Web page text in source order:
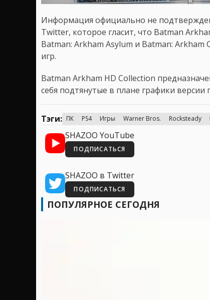
Информация официально не
Twitter, которое гласит, что Batman
Batman: Arkham Asylum и Batman:
игр.
Batman Arkham HD Collection
себя подтянутые в плане графики
Тэги: ПК PS4 Игры Warner Bros. Rocksteady
SHAZOO YouTube
ПОДПИСАТЬСЯ
SHAZOO в Twitter
ПОДПИСАТЬСЯ
ПОПУЛЯРНОЕ СЕГОДНЯ